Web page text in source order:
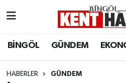
BİNGÖL GÜNDEM
HABERLER GÜNDEM
BİLİM-TEKNOLOJİ
Bingöl Hava Durumu